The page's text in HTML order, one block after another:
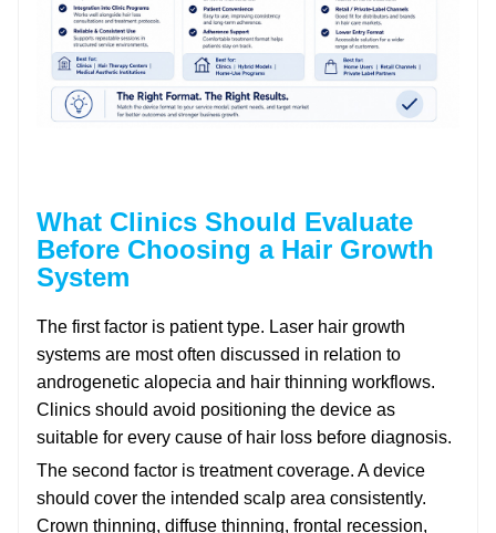
What Clinics Should Evaluate
Before Choosing a Hair Growth
System
The first factor is patient type. Laser hair growth
systems are most often discussed in relation to
androgenetic alopecia and hair thinning workflows.
Clinics should avoid positioning the device as
suitable for every cause of hair loss before diagnosis.
The second factor is treatment coverage. A device
should cover the intended scalp area consistently.
Crown thinning, diffuse thinning, frontal recession,